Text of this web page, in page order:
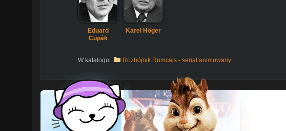
Eduard
Cupák
Karel Höger
W katalogu: Rozbójnik Rumcajs - serial animowany